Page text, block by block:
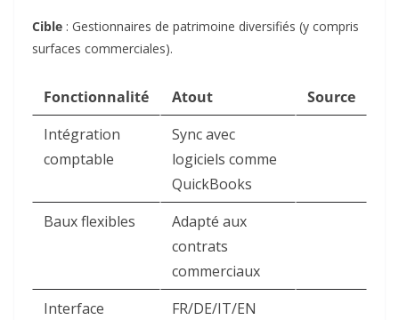
Cible : Gestionnaires de patrimoine diversifiés (y compris
surfaces commerciales).
Fonctionnalité Atout
Source
Intégration
comptable
Sync avec
logiciels comme
QuickBooks
Baux flexibles
Adapté aux
contrats
commerciaux
Interface
FR/DE/IT/EN